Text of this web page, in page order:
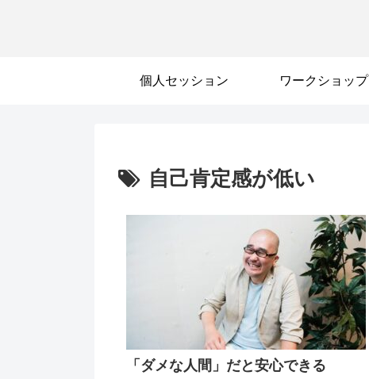
個人セッション ワークショップ
自己肯定感が低い
「ダメな人間」だと安心できる